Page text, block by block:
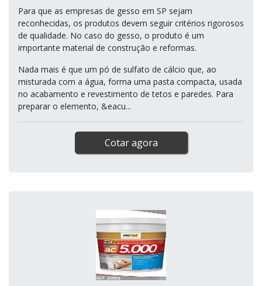
Para que as empresas de gesso em SP sejam
reconhecidas, os produtos devem seguir critérios rigorosos
de qualidade. No caso do gesso, o produto é um
importante material de construção e reformas.
Nada mais é que um pó de sulfato de cálcio que, ao
misturada com a água, forma uma pasta compacta, usada
no acabamento e revestimento de tetos e paredes. Para
preparar o elemento, &eacu...
Cotar agora